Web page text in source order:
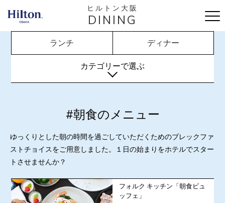
ヒルトン大阪
DINING
ランチ ディナー
カテゴリーで選ぶ
#朝食のメニュー
ゆっくりとした朝の時間を過ごしていただくためのブレックファ
ストチョイスをご用意しました。１日の始まりをホテルでスター
トさせませんか？
フォルク キッチン「朝食ビュ
ッフェ」